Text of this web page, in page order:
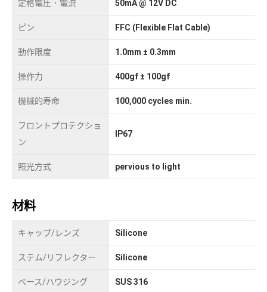
定格電圧．電流 50mA @ 12V DC
ピン FFC (Flexible Flat Cable)
動作限度 1.0mm ± 0.3mm
操作力 400gf ± 100gf
機械的寿命 100,000 cycles min.
フロントプロテクショ
ン
IP67
照光方式 pervious to light
材料
キャップ/レンズ Silicone
ステム/リフレクター Silicone
ベース/ハウジング SUS 316